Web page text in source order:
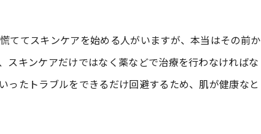
ててスキンケアを始める人がいますが、本当はその前か
スキンケアだけではなく薬などで治療を行わなければな
ったトラブルをできるだけ回避するため、肌が健康なと